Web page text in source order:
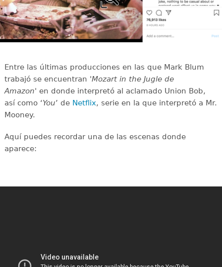
Entre las últimas producciones en las que Mark Blum
trabajó se encuentran 'Mozart in the Jugle de
Amazon' en donde interpretó al aclamado Union Bob,
así como ‘You’ de Netflix, serie en la que interpretó a Mr.
Mooney.
Aquí puedes recordar una de las escenas donde
aparece: